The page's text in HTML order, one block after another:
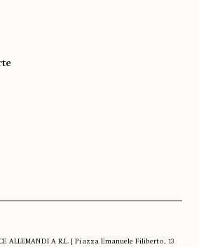
ALLEMANDI A R.L. | Piazza Emanuele Filiberto, 13